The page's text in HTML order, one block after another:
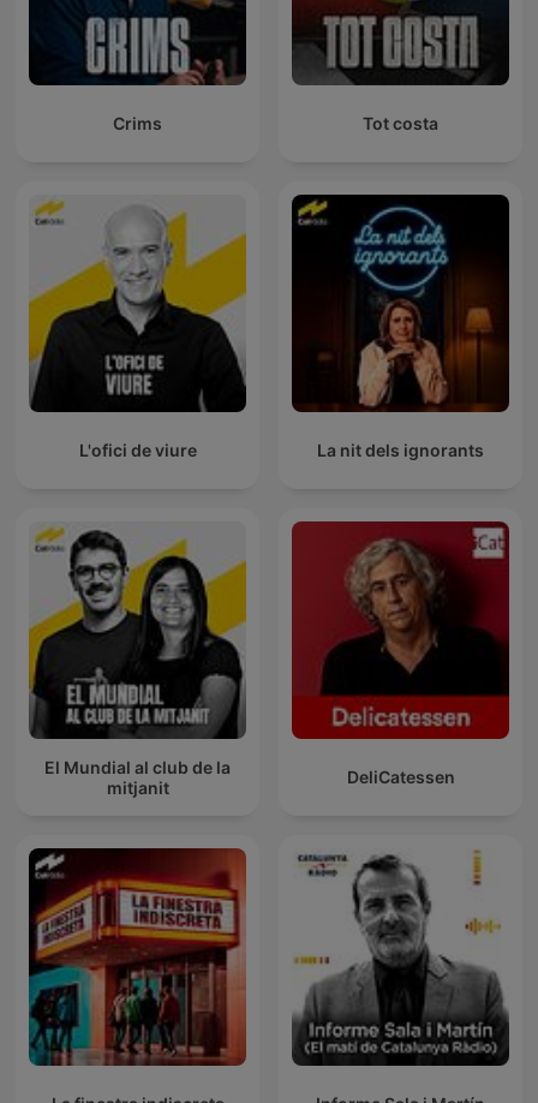
Crims Tot costa
L'ofici de viure La nit dels ignorants
El Mundial al club de la
mitjanit
DeliCatessen